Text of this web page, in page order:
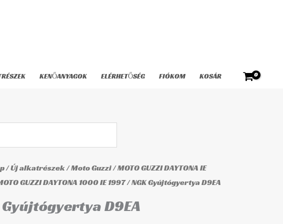
KENŐANYAGOK ELÉRHETŐSÉG FIÓKOM KOSÁR
/Új alkatrészek/Moto Guzzi/MOTO GUZZI DAYTONA IE
GUZZI DAYTONA 1000 IE 1997/ NGK Gyújtógyertya D9EA
Gyújtógyertya D9EA